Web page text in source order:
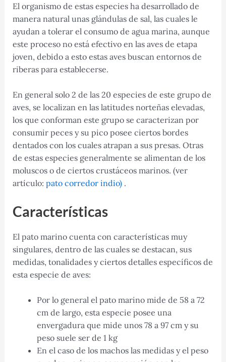
El organismo de estas especies ha desarrollado de
manera natural unas glándulas de sal, las cuales le
ayudan a tolerar el consumo de agua marina, aunque
este proceso no está efectivo en las aves de etapa
joven, debido a esto estas aves buscan entornos de
riberas para establecerse.
En general solo 2 de las 20 especies de este grupo de
aves, se localizan en las latitudes norteñas elevadas,
los que conforman este grupo se caracterizan por
consumir peces y su pico posee ciertos bordes
dentados con los cuales atrapan a sus presas. Otras
de estas especies generalmente se alimentan de los
moluscos o de ciertos crustáceos marinos. (ver
artículo: pato corredor indio).
Características
El pato marino cuenta con características muy
singulares, dentro de las cuales se destacan, sus
medidas, tonalidades y ciertos detalles específicos de
esta especie de aves:
Por lo general el pato marino mide de 58 a 72
cm de largo, esta especie posee una
envergadura que mide unos 78 a 97 cm y su
peso suele ser de 1 kg
En el caso de los machos las medidas y el peso